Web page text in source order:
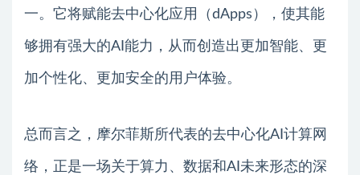
一。它将赋能去中心化应用（dApps），使其能
够拥有强大的AI能力，从而创造出更加智能、更
加个性化、更加安全的用户体验。
总而言之，摩尔菲斯所代表的去中心化AI计算网
络，正是一场关于算力、数据和AI未来形态的深